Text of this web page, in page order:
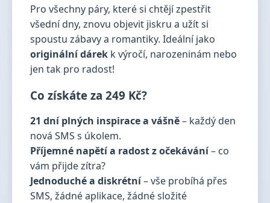
Pro všechny páry, které si chtějí zpestřit
všední dny, znovu objevit jiskru a užít si
spoustu zábavy a romantiky. Ideální jako
originální dárek k výročí, narozeninám nebo
jen tak pro radost!
Co získáte za 249 Kč?
21 dní plných inspirace a vášně– každý den
nová SMS s úkolem.
Příjemné napětí a radost z očekávání– co
vám přijde zítra?
Jednoduché a diskrétní– vše probíhá přes
SMS, žádné aplikace, žádné složité